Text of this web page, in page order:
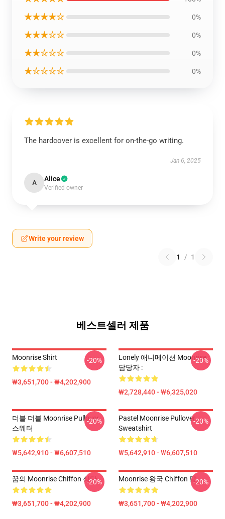
★★★★☆ 0%
★★★☆☆ 0%
★★☆☆☆ 0%
★☆☆☆☆ 0%
The hardcover is excellent for on-the-go writing.
Jan 6, 2025
A Alice
Verified owner
Write your review
1 / 1
베스트셀러 제품
Moonrise Shirt
₩3,651,700 - ₩4,202,900
-20%
Lonely 애니메이션 Moonrise
담당자 :
₩2,728,440 - ₩6,325,020
-20%
더블 더블 Moonrise Pullover
스웨터
₩5,642,910 - ₩6,607,510
-20%
Pastel Moonrise Pullover
Sweatshirt
₩5,642,910 - ₩6,607,510
-20%
꿈의 Moonrise Chiffon 상단
₩3,651,700 - ₩4,202,900
-20% Moonrise 왕국 Chiffon 탑
₩3,651,700 - ₩4,202,900
-20%